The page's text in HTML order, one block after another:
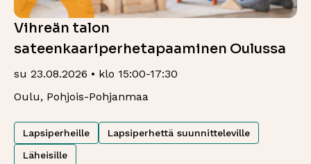
Vihreän talon
sateenkaariperhetapaaminen Oulussa
su 23.08.2026 • klo 15:00-17:30
Oulu, Pohjois-Pohjanmaa
Lapsiperheille
Lapsiperhettä suunnitteleville
Läheisille